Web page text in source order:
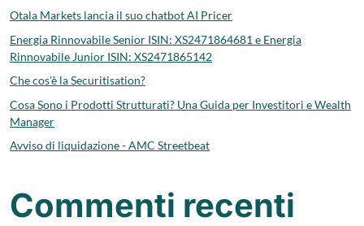
Otala Markets lancia il suo chatbot AI Pricer
Energia Rinnovabile Senior ISIN: XS2471864681 e Energia
Rinnovabile Junior ISIN: XS2471865142
Che cos'è la Securitisation?
Cosa Sono i Prodotti Strutturati? Una Guida per Investitori e Wealth
Manager
Avviso di liquidazione - AMC Streetbeat
Commenti recenti